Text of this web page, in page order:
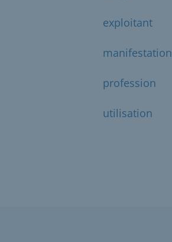
exploitant
manifestation
profession
utilisation